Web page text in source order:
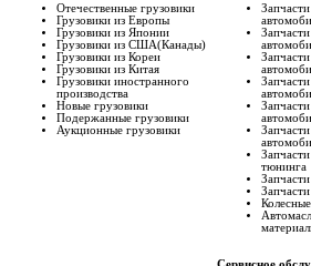
Отечественные грузовики
Грузовики из Европы
Грузовики из Японии
Грузовики из США(Канады)
Грузовики из Кореи
Грузовики из Китая
Грузовики иностранного
производства
Новые грузовики
Подержанные грузовики
Аукционные грузовики
тюнинга